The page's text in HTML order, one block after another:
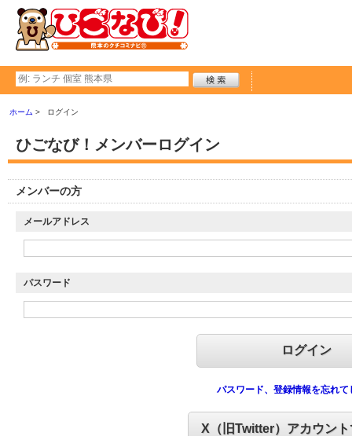
ホーム ログイン
ひごなび！メンバーログイン
メンバーの方
メールアドレス
パスワード
パスワード、登録情報を忘れて
X（旧Twitter）アカウン